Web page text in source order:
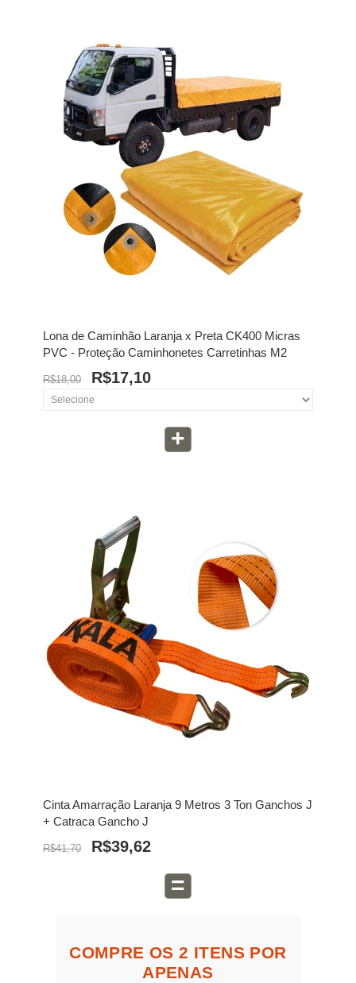
Lona de Caminhão Laranja x Preta CK400 Micras
PVC - Proteção Caminhonetes Carretinhas M2
R$18,00 R$17,10
+
Cinta Amarração Laranja 9 Metros 3 Ton Ganchos J
+ Catraca Gancho J
R$41,70 R$39,62
=
COMPRE OS 2 ITENS POR
APENAS